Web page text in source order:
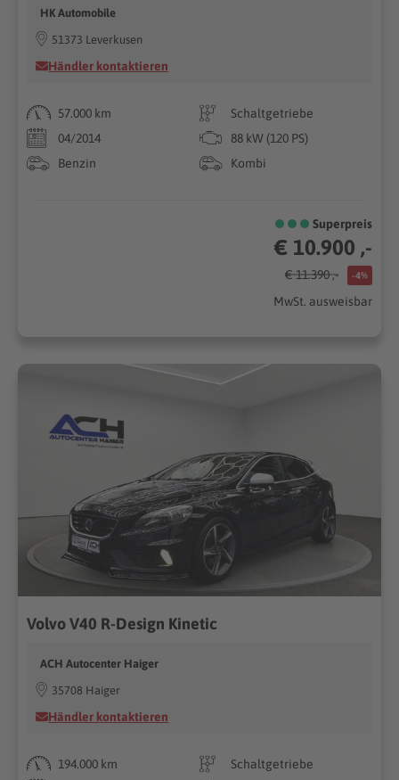
HK Automobile
51373 Leverkusen
Händler kontaktieren
57.000 km
Schaltgetriebe
04/2014
88 kW (120 PS)
Benzin
Kombi
Superpreis
€ 10.900 ,-
€ 11.390 ,- -4%
MwSt. ausweisbar
Volvo V40 R-Design Kinetic
ACH Autocenter Haiger
35708 Haiger
Händler kontaktieren
194.000 km
Schaltgetriebe